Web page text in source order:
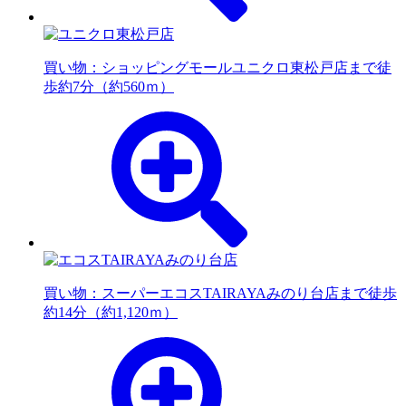
買い物：ショッピングモールユニクロ東松戸店まで徒
歩約7分（約560ｍ）
買い物：スーパーエコスTAIRAYAみのり台店まで徒歩
約14分（約1,120ｍ）